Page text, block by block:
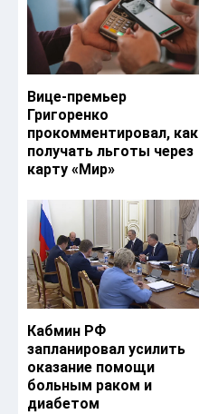
Вице-премьер
Григоренко
прокомментировал, как
получать льготы через
карту «Мир»
Кабмин РФ
запланировал усилить
оказание помощи
больным раком и
диабетом